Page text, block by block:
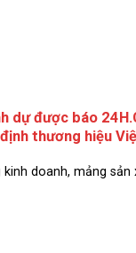
dự được báo
thương hiệu
doanh, mảng sản